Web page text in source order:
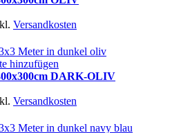
Versandkosten
hinzufügen
DARK-OLIV
Versandkosten